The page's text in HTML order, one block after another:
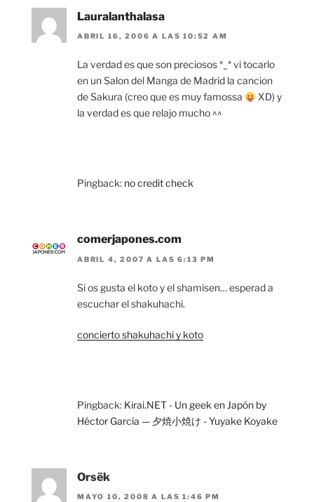
Lauralanthalasa
ABRIL 16, 2006 A LAS 10:52 AM
La verdad es que son preciosos *_* vi tocarlo
en un Salon del Manga de Madrid la cancion
de Sakura (creo que es muy famossa
XD) y
la verdad es que relajo mucho ^^
Pingback: no credit check
comerjapones.com
ABRIL 4, 2007 A LAS 6:13 PM
Si os gusta el koto y el shamisen… esperad a
escuchar el shakuhachi.
concierto shakuhachi y koto
Pingback: Kirai.NET - Un geek en Japón by
Héctor García — 夕焼小焼け - Yuyake Koyake
Orsëk
MAYO 10, 2008 A LAS 1:46 PM